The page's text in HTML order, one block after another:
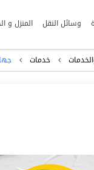
وسائل النقل المنزل و
خدمات